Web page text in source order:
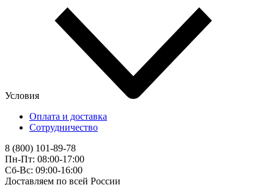
Условия
Оплата и доставка
Сотрудничество
8 (800) 101-89-78
Пн-Пт: 08:00-17:00
Сб-Вс: 09:00-16:00
Доставляем по всей России